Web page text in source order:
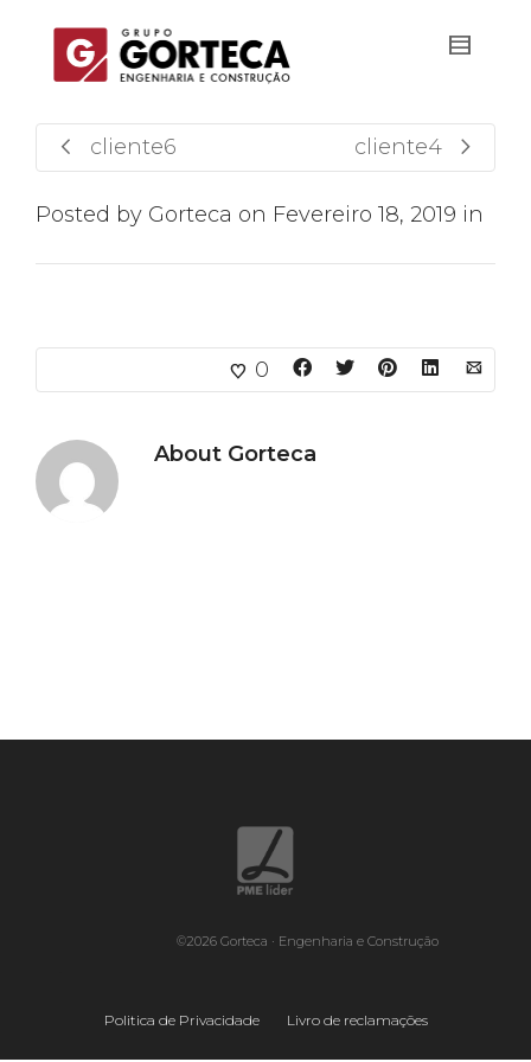
cliente6 cliente4
Posted by Gorteca on Fevereiro 18, 2019 in
0
About Gorteca
©2026 Gorteca · Engenharia e Construção
Politica de Privacidade Livro de reclamações